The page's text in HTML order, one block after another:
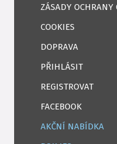
ZÁSADY
COOKIES
DOPRAVA
PŘIHLÁSIT
REGISTROVAT
FACEBOOK
AKČNÍ NABÍDKA